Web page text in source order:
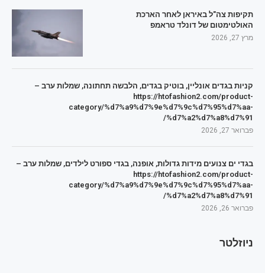
תקיפות צה"ל באיראן לאחר הארכת
האולטימטום של דונלד טראמפ
מרץ 27, 2026
קניות בגדים אונליין, בוטיק בגדים, הלבשה תחתונה, שמלות ערב –
https://htofashion2.com/product-
category/%d7%a9%d7%9e%d7%9c%d7%95%d7%aa-
%d7%a2%d7%a8%d7%91/
פברואר 27, 2026
בגדי ים צנועים מידות גדולות, אופנה, בגדי ספורט לילדים, שמלות ערב –
https://htofashion2.com/product-
category/%d7%a9%d7%9e%d7%9c%d7%95%d7%aa-
%d7%a2%d7%a8%d7%91/
פברואר 26, 2026
ניוזלטר